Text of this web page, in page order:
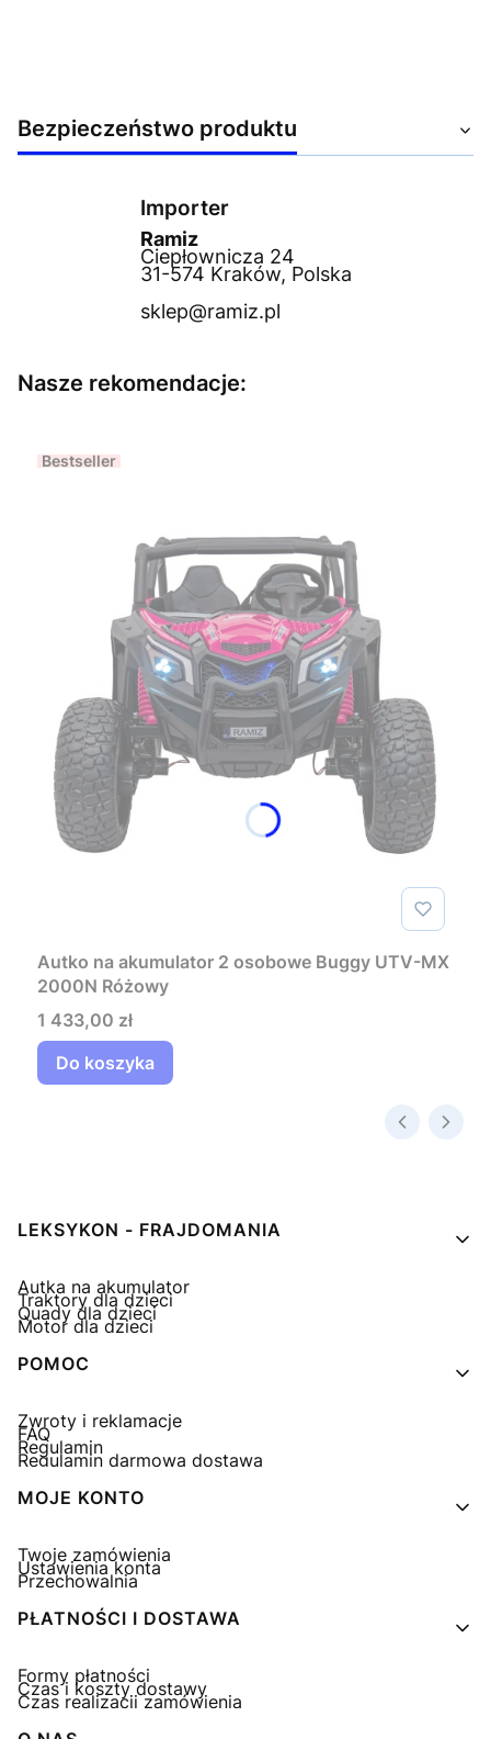
Bezpieczeństwo produktu
Importer
Ramiz
Ciepłownicza 24
31-574 Kraków, Polska
sklep@ramiz.pl
Nasze rekomendacje:
Bestseller
Autko na akumulator 2 osobowe Buggy UTV-MX
2000N Różowy
Cena
1 433,00 zł
Do koszyka
Linki w stopce
LEKSYKON - FRAJDOMANIA
Autka na akumulator
Traktory dla dzieci
Quady dla dzieci
Motor dla dzieci
POMOC
Zwroty i reklamacje
FAQ
Regulamin
Regulamin darmowa dostawa
MOJE KONTO
Twoje zamówienia
Ustawienia konta
Przechowalnia
PŁATNOŚCI I DOSTAWA
Formy płatności
Czas i koszty dostawy
Czas realizacji zamówienia